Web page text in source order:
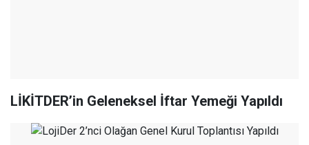
LİKİTDER’in Geleneksel İftar Yemeği Yapıldı